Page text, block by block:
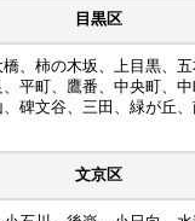
目黒区
、柿の木坂、上目黒、
平町、鷹番、中央町、中
碑文谷、三田、緑が丘
文京区